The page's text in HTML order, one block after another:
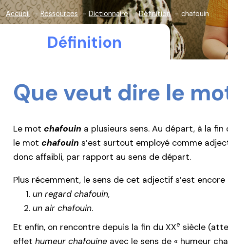
Accueil Ressources Dictionnaire Définition chafouin
Définition
Que veut dire le
Le mot chafouin a plusieurs sens. Au départ, à la fin
le mot chafouin s’est surtout employé comme
donc affaibli, par rapport au sens de départ.
Plus récemment, le sens de cet adjectif s’est
un regard chafouin,
un air chafouin.
Et enfin, on rencontre depuis la fin du XXe siècle
effet humeur chafouine avec le sens de « humeur